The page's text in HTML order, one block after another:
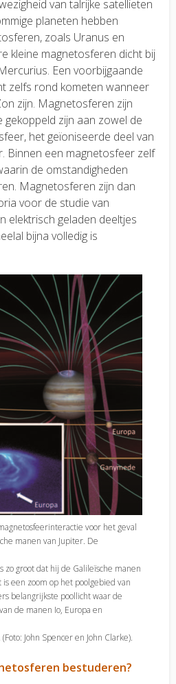
van talrijke satellieten
planeten hebben
zoals Uranus en
kleine magnetosferen dicht bij
Een voorbijgaande
zelfs rond kometen wanneer
zijn. Magnetosferen zijn
gekoppeld zijn aan zowel de
het geïoniseerde deel van
Binnen een magnetosfeer zelf
de omstandigheden
Magnetosferen zijn dan
voor de studie van
elektrisch geladen deeltjes
bijna volledig is
voor het geval
manen van Jupiter. De
zo groot dat hij de Galileïsche manen
een zoom op het poolgebied van
belangrijkste poollicht waar de
de manen Io, Europa en
John Spencer en John Clarke).
bestuderen?